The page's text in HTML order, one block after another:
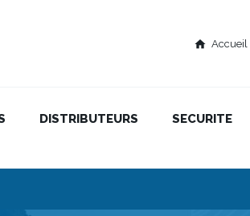
home Accueil
DISTRIBUTEURS SECURITE